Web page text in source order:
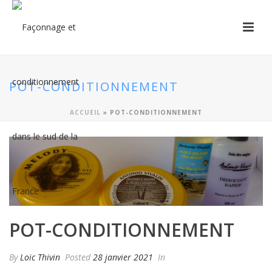
POT-CONDITIONNEMENT
ACCUEIL » POT-CONDITIONNEMENT
POT-CONDITIONNEMENT
By Loïc Thivin Posted 28 janvier 2021 In